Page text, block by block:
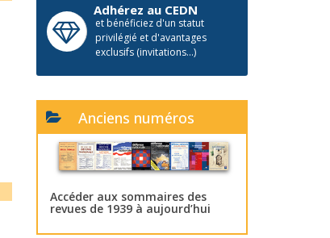
Adhérez au CEDN
et bénéficiez d'un statut
privilégié et d'avantages
exclusifs (invitations...)
Anciens numéros
Accéder aux sommaires des
revues de 1939 à aujourd’hui